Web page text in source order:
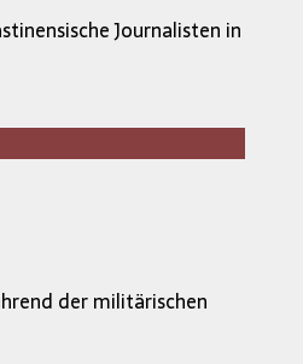
Journalisten in
der militärischen